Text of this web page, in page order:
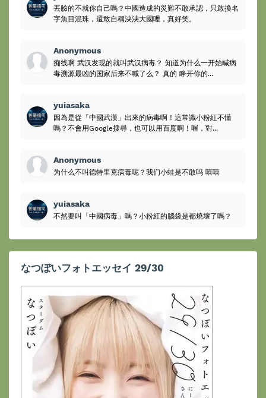
丟臉的不就你自己嗎？中國造成的災難不敢承認，只敢換名
字魚目混珠，還敢自稱泱泱大國哩，真好笑。
Anonymous
痴线啊 武汉发现的就叫武汉病毒？ 知道为什么一开始喊病
毒溯源最凶的国家后来不喊了么？ 真的 睁开你的...
yuiasaka
因為是從「中國武漢」出來的病毒啊！這常識小粉紅不懂
嗎？不會用Google搜尋，也可以用百度啊！喔，對...
Anonymous
为什么不叫德特里克病毒呢？我们小蛙是不敢吗 嘻嘻
yuiasaka
不然要叫「中國病毒」嗎？小粉紅的腦袋是都燒壞了嗎？
なつぽいフォトエッセイ 29/30